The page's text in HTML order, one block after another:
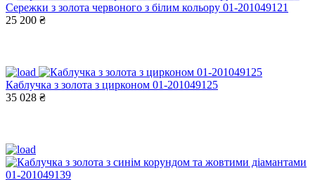
Сережки з золота червоного з білим кольору 01-201049121
25 200 ₴
Каблучка з золота з цирконом 01-201049125
35 028 ₴